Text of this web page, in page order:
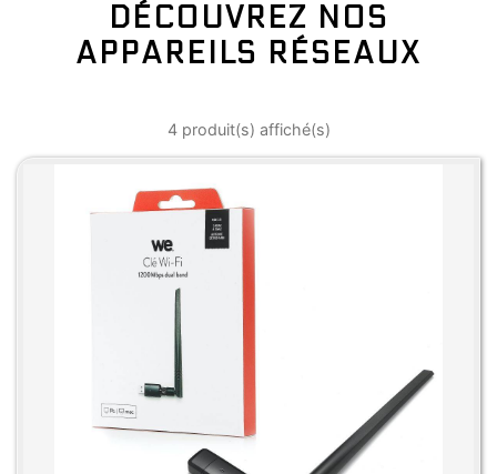
DÉCOUVREZ NOS
APPAREILS RÉSEAUX
4 produit(s) affiché(s)